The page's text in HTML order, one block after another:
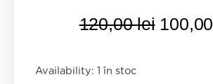
120,00lei Prețul
inițial
100,00
Availability: 1 în stoc